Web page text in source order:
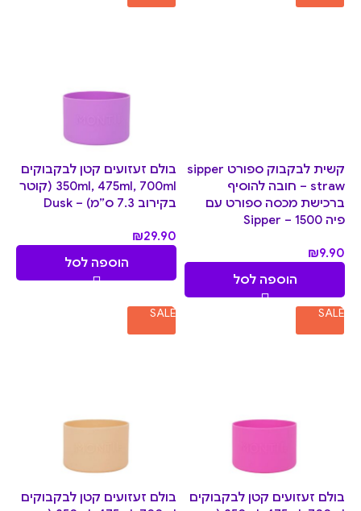
קשית לבקבוק ספורט sipper
straw – חובה להוסיף
ברכישת מכסה ספורט עם
פיה Sipper – 1500
₪9.90
הוספה לסל
בולם זעזועים קטן לבקבוקים
350ml, 475ml, 700ml (קוטר
בקירוב 7.3 ס”מ) – Dusk
₪29.90
הוספה לסל
SALE
בולם זעזועים קטן לבקבוקים
SALE
בולם זעזועים קטן לבקבוקים